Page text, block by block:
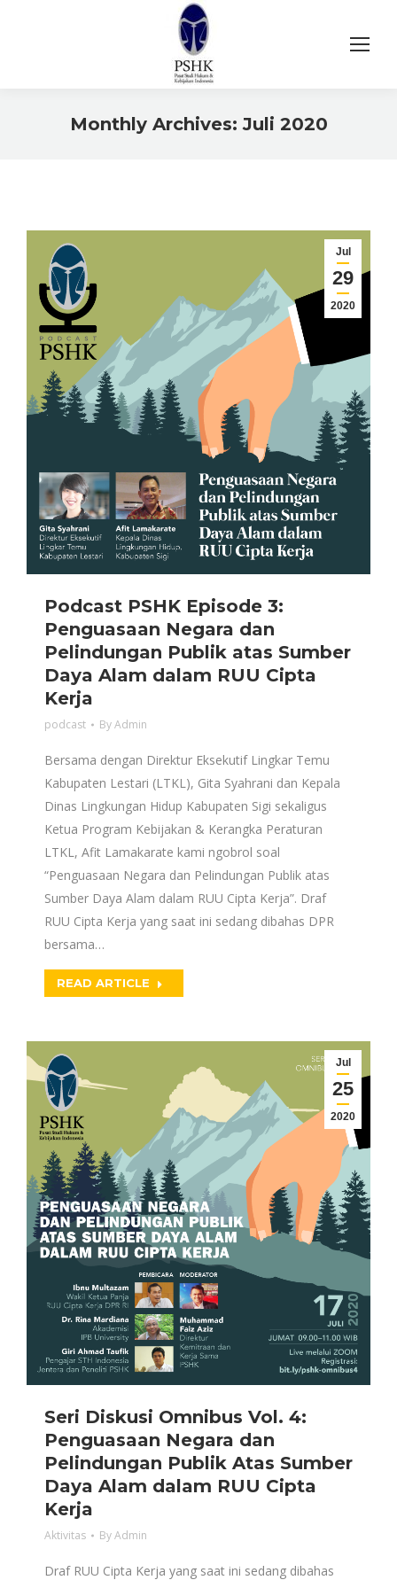
Monthly Archives: Juli 2020
Jul
29
2020
Podcast PSHK Episode 3:
Penguasaan Negara dan
Pelindungan Publik atas Sumber
Daya Alam dalam RUU Cipta
Kerja
podcast ByAdmin
Bersama dengan Direktur Eksekutif Lingkar Temu
Kabupaten Lestari (LTKL), Gita Syahrani dan Kepala
Dinas Lingkungan Hidup Kabupaten Sigi sekaligus
Ketua Program Kebijakan & Kerangka Peraturan
LTKL, Afit Lamakarate kami ngobrol soal
“Penguasaan Negara dan Pelindungan Publik atas
Sumber Daya Alam dalam RUU Cipta Kerja”. Draf
RUU Cipta Kerja yang saat ini sedang dibahas DPR
bersama…
READ ARTICLE
Jul
25
2020
Seri Diskusi Omnibus Vol. 4:
Penguasaan Negara dan
Pelindungan Publik Atas Sumber
Daya Alam dalam RUU Cipta
Kerja
Aktivitas ByAdmin
Draf RUU Cipta Kerja yang saat ini sedang dibahas